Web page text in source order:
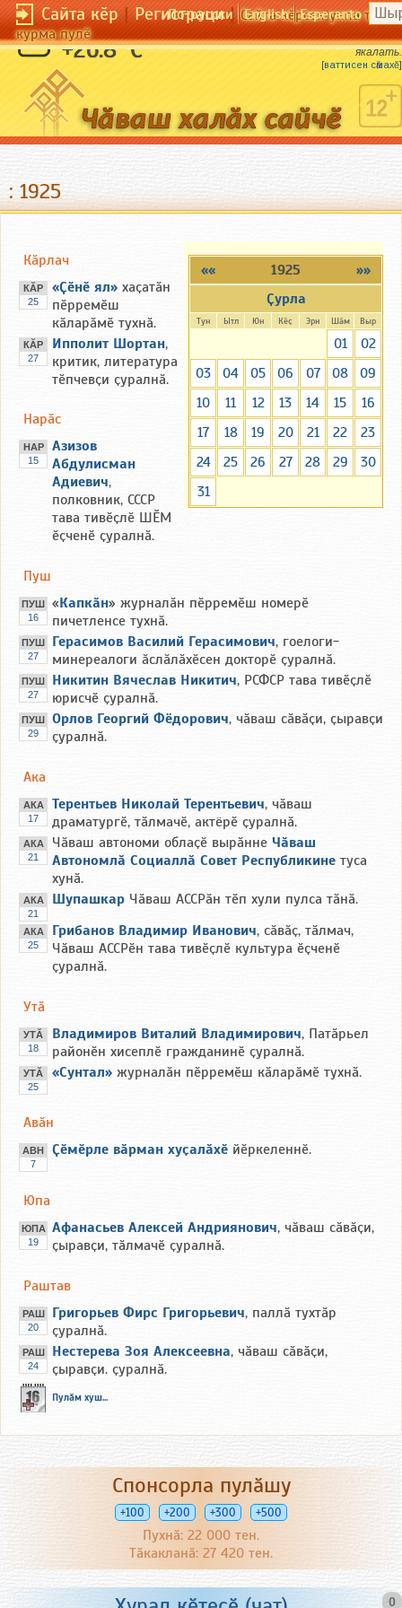
Сайта кӗр|Регистраци|Сайта кӗрсен унпа
курма пулӗ
По-русски English Esperanto
+26.8 °C
Выртакан чул мӑкланать, ҫӳрекен чул
якалать.
[ваттисен сӑмахӗ]
: 1925
»»
««
1925
Ҫурла
Тун Ытл Юн Кӗҫ Эрн Шӑм Выр
01
02
03
04 05 06 07 08
09
10
11 12 13 14 15
16
17
18 19 20 21 22
23
24
25 26 27 28 29
30
31
Кӑрлач
КӐР
25
«Ҫӗнӗ ял» хаҫатӑн
пӗрремӗш
кӑларӑмӗ тухнӑ.
КӐР
27
Ипполит Шортан,
критик, литература
тӗпчевҫи ҫуралнӑ.
Нарӑс
НАР
15
Азизов
Абдулисман
Адиевич,
полковник, СССР
тава тивӗҫлӗ ШӖМ
ӗҫченӗ ҫуралнӑ.
Пуш
ПУШ
16
«Капкӑн» журналӑн пӗрремӗш номерӗ
пичетленсе тухнӑ.
ПУШ
27
Герасимов Василий Герасимович, гоелоги-
минереалоги ӑслӑлӑхӗсен докторӗ ҫуралнӑ.
ПУШ
27
Никитин Вячеслав Никитич, РСФСР тава тивӗҫлӗ
юрисчӗ ҫуралнӑ.
ПУШ
29
Орлов Георгий Фёдорович, чӑваш сӑвӑҫи, ҫыравҫи
ҫуралнӑ.
Ака
АКА
17
Терентьев Николай Терентьевич, чӑваш
драматургӗ, тӑлмачӗ, актёрӗ ҫуралнӑ.
АКА
21
Чӑваш автономи облаҫӗ вырӑнне Чӑваш
Автономлӑ Социаллӑ Совет Республикине туса
хунӑ.
АКА
21
Шупашкар Чӑваш АССРӑн тӗп хули пулса тӑнӑ.
АКА
25
Грибанов Владимир Иванович, сӑвӑҫ, тӑлмач,
Чӑваш АССРӗн тава тивӗҫлӗ культура ӗҫченӗ
ҫуралнӑ.
Утӑ
УТӐ
18
Владимиров Виталий Владимирович, Патӑрьел
районӗн хисеплӗ гражданинӗ ҫуралнӑ.
УТӐ
25
«Сунтал» журналӑн пӗрремӗш кӑларӑмӗ тухнӑ.
Авӑн
АВН
7
Ҫӗмӗрле вӑрман хуҫалӑхӗ йӗркеленнӗ.
Юпа
ЮПА
19
Афанасьев Алексей Андриянович, чӑваш сӑвӑҫи,
ҫыравҫи, тӑлмачӗ ҫуралнӑ.
Раштав
РАШ
20
Григорьев Фирс Григорьевич, паллӑ тухтӑр
ҫуралнӑ.
РАШ
24
Нестерева Зоя Алексеевна, чӑваш сӑвӑҫи,
ҫыравҫи. ҫуралнӑ.
Пулӑм хуш...
Спонсорла пулӑшу
+100 +200 +300 +500
Пухнӑ: 22 000 тен.
Тӑкакланӑ: 27 420 тен.
0